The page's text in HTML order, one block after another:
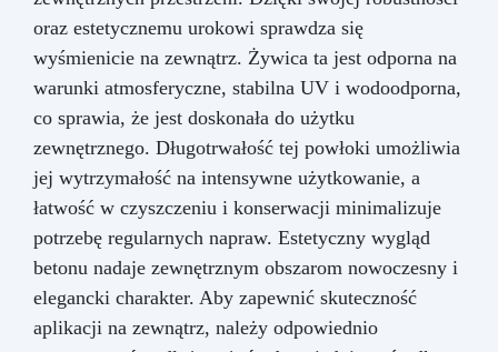
oraz estetycznemu urokowi sprawdza się
wyśmienicie na zewnątrz. Żywica ta jest odporna na
warunki atmosferyczne, stabilna UV i wodoodporna,
co sprawia, że jest doskonała do użytku
zewnętrznego. Długotrwałość tej powłoki umożliwia
jej wytrzymałość na intensywne użytkowanie, a
łatwość w czyszczeniu i konserwacji minimalizuje
potrzebę regularnych napraw. Estetyczny wygląd
betonu nadaje zewnętrznym obszarom nowoczesny i
elegancki charakter. Aby zapewnić skuteczność
aplikacji na zewnątrz, należy odpowiednio